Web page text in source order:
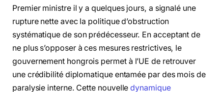
Premier ministre il y a quelques jours, a signalé une
rupture nette avec la politique d’obstruction
systématique de son prédécesseur. En acceptant de
ne plus s’opposer à ces mesures restrictives, le
gouvernement hongrois permet à l’UE de retrouver
une crédibilité diplomatique entamée par des mois de
paralysie interne. Cette nouvelledynamique